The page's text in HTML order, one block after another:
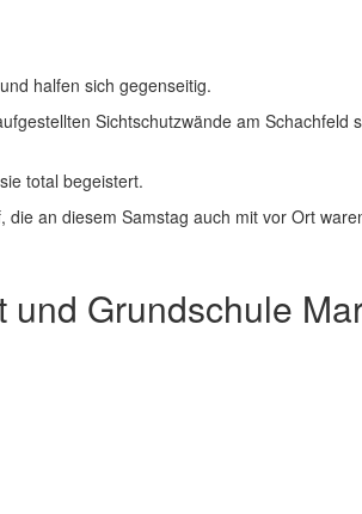
halfen sich gegenseitig.
Sichtschutzwände am
total begeistert.
an diesem Samstag auch mit vor Ort
und Grundschule